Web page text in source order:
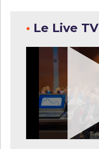
• Le Live TV